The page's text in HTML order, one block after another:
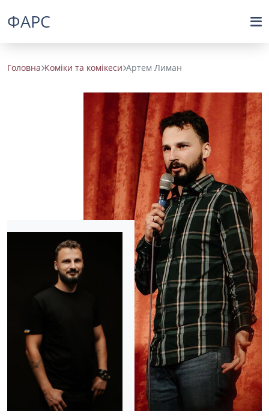
ФАРС
Головна Коміки та комікеси Артем Лиман